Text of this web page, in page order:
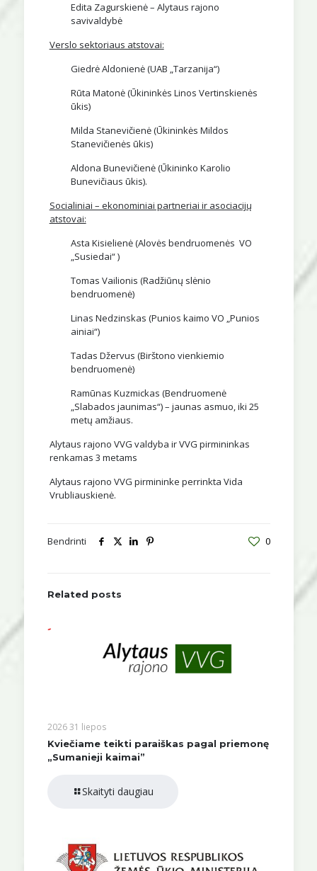
Edita Zagurskienė – Alytaus rajono
savivaldybė
Verslo sektoriaus atstovai:
Giedrė Aldonienė (UAB „Tarzanija“)
Rūta Matonė (Ūkininkės Linos Vertinskienės
ūkis)
Milda Stanevičienė (Ūkininkės Mildos
Stanevičienės ūkis)
Aldona Bunevičienė (Ūkininko Karolio
Bunevičiaus ūkis).
Socialiniai – ekonominiai partneriai ir asociacijų
atstovai:
Asta Kisielienė (Alovės bendruomenės VO
„Susiedai“ )
Tomas Vailionis (Radžiūnų slėnio
bendruomenė)
Linas Nedzinskas (Punios kaimo VO „Punios
ainiai“)
Tadas Džervus (Birštono vienkiemio
bendruomenė)
Ramūnas Kuzmickas (Bendruomenė
„Slabados jaunimas“) – jaunas asmuo, iki 25
metų amžiaus.
Alytaus rajono VVG valdyba ir VVG pirmininkas
renkamas 3 metams
Alytaus rajono VVG pirmininke perrinkta Vida
Vrubliauskienė.
Bendrinti 0
Related posts
2026 31 liepos
Kviečiame teikti paraiškas pagal priemonę
„Sumanieji kaimai”
Skaityti daugiau